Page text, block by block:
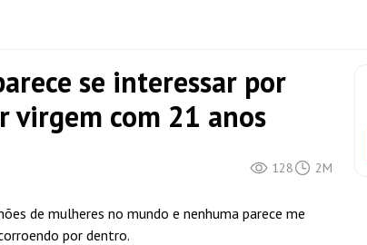
se interessar por
virgem com 21 anos
128 2M
de mulheres no mundo e nenhuma parece me
por dentro.